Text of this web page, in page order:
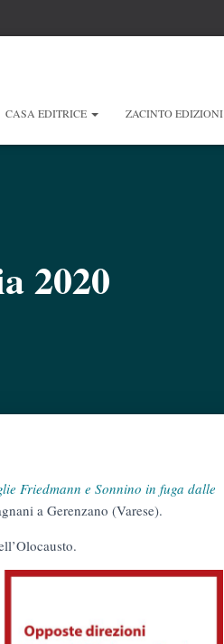
CASA EDITRICE ZACINTO EDIZIONI
2020
Friedmann e Sonnino in fuga dalle
a Gerenzano (Varese).